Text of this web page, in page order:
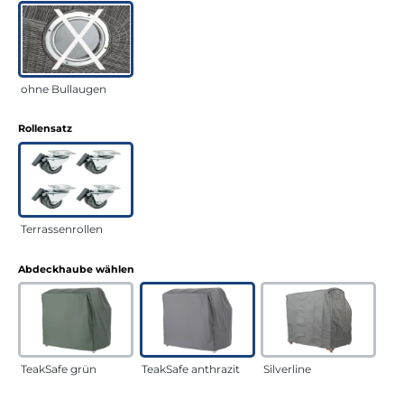
ohne Bullaugen
Rollensatzauswählen
Terrassenrollen
Abdeckhaube wählen
TeakSafe grün TeakSafe anthrazit Silverline